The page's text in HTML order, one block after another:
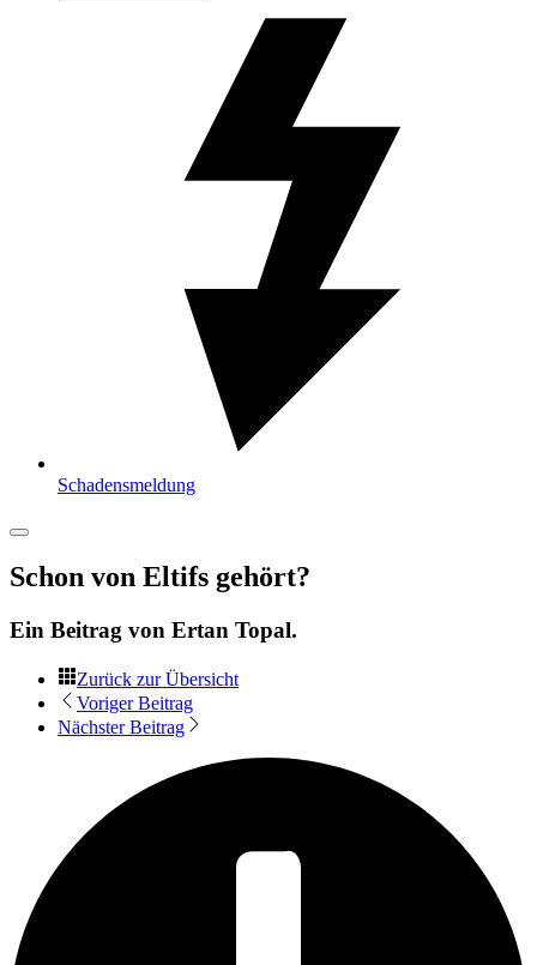
Schadensmeldung
Schon von Eltifs gehört?
Ein Beitrag von Ertan Topal.
Zurück zur Übersicht
Voriger Beitrag
Nächster Beitrag